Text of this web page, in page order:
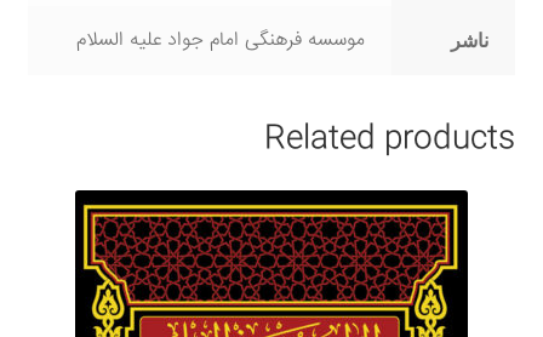
ناشر موسسه فرهنگی امام جواد علیه السلام
Related products